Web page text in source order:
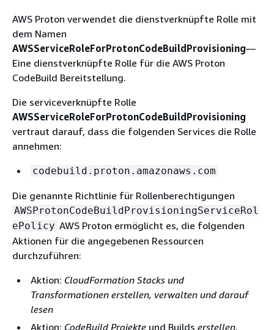
AWS Proton verwendet die dienstverknüpfte Rolle mit
dem Namen
AWSServiceRoleForProtonCodeBuildProvisioning—
Eine dienstverknüpfte Rolle für die AWS Proton
CodeBuild Bereitstellung.
Die serviceverknüpfte Rolle
AWSServiceRoleForProtonCodeBuildProvisioning
vertraut darauf, dass die folgenden Services die Rolle
annehmen:
codebuild.proton.amazonaws.com
Die genannte Richtlinie für Rollenberechtigungen
AWSProtonCodeBuildProvisioningServiceRol
ePolicy AWS Proton ermöglicht es, die folgenden
Aktionen für die angegebenen Ressourcen
durchzuführen:
Aktion: CloudFormation Stacks und
Transformationen erstellen, verwalten und darauf
lesen
Aktion: CodeBuild Projekte und Builds erstellen,